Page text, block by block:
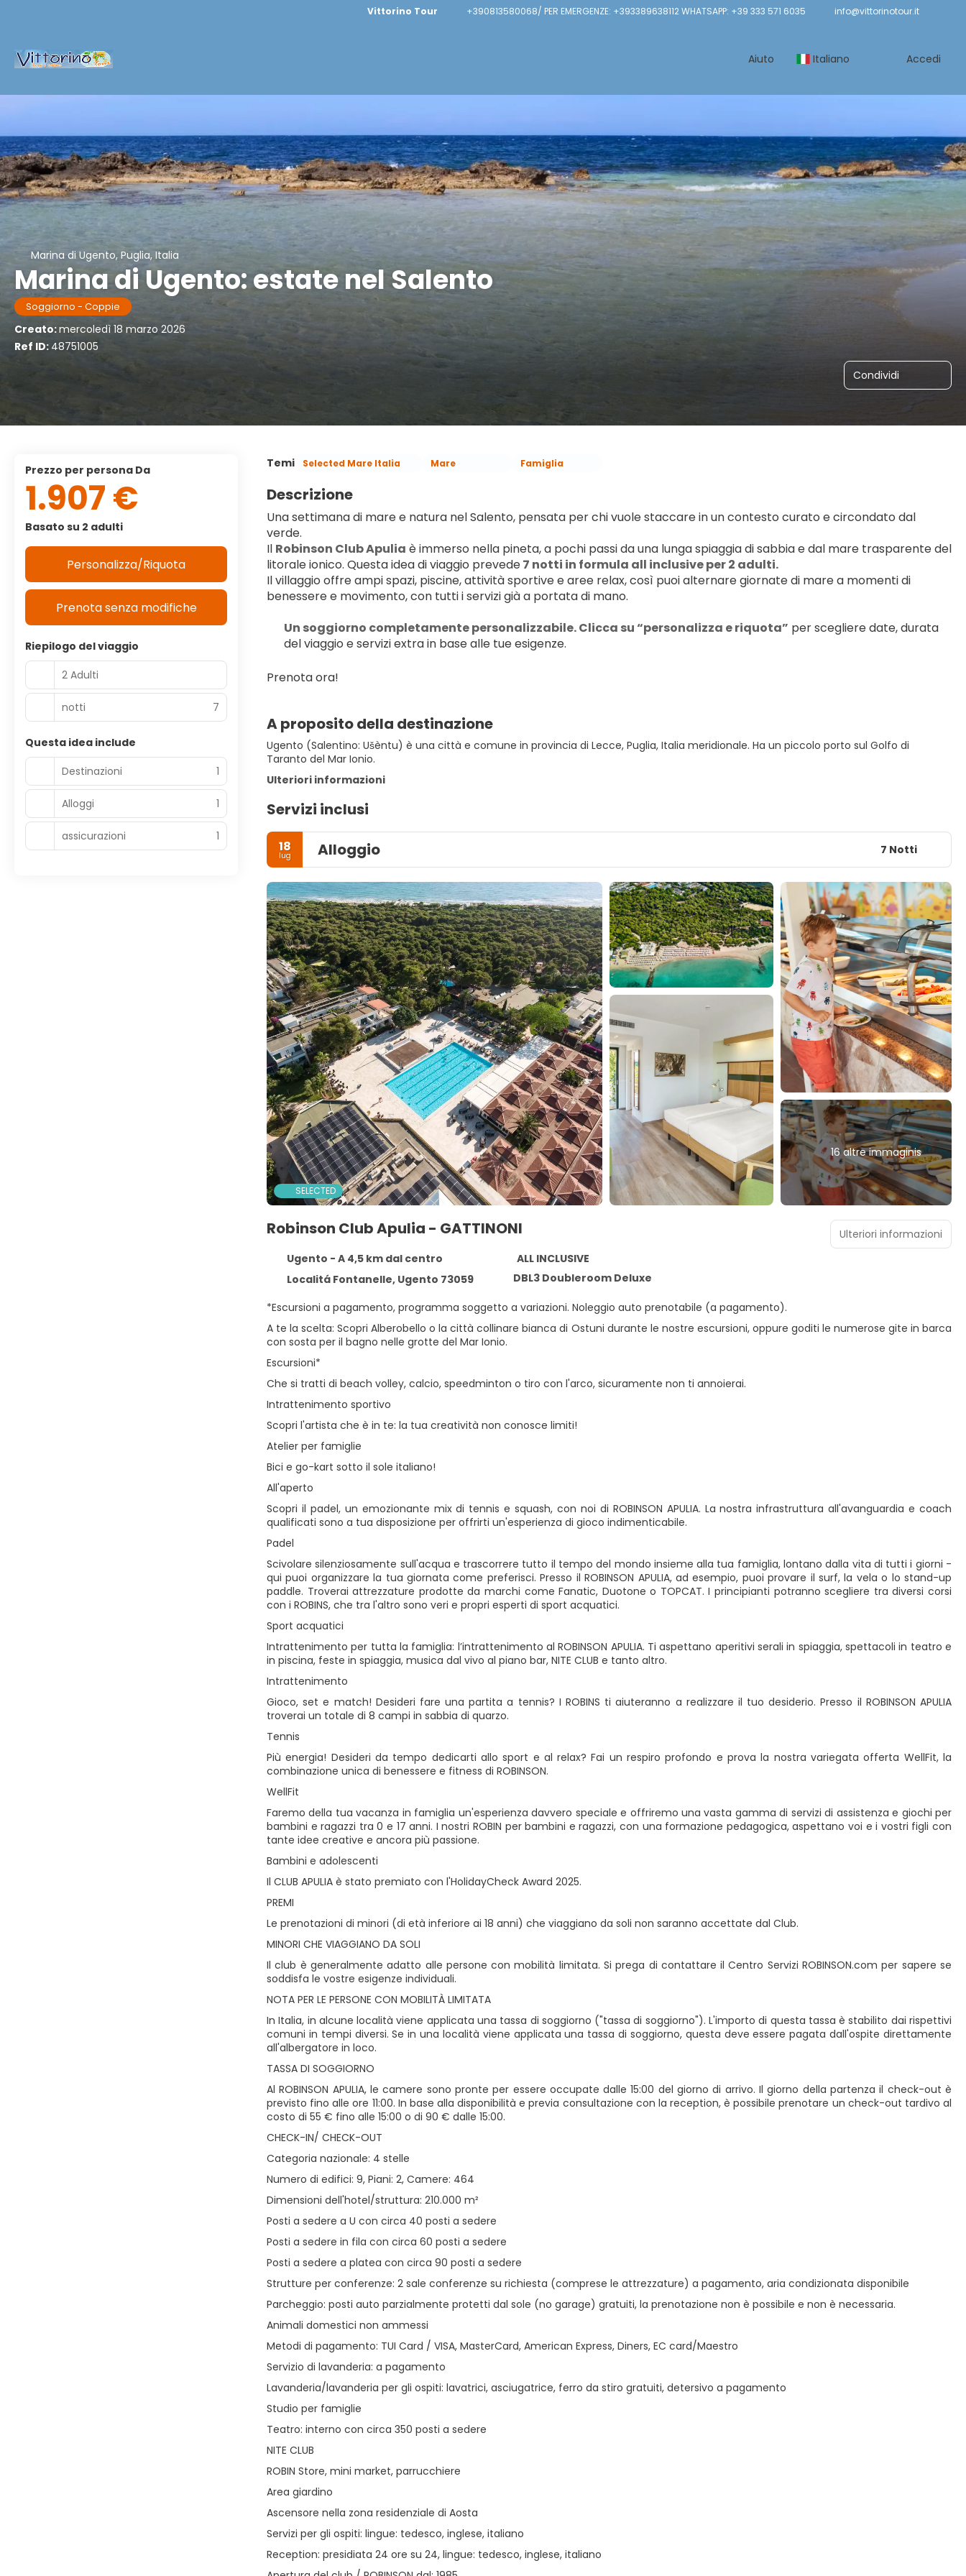
Vittorino Tour +390813580068/ PER EMERGENZE: +393389638112 WHATSAPP: +39 333 571 6035 info@vittorinotour.it
Aiuto Italiano Accedi
Marina di Ugento, Puglia, Italia
Marina di Ugento: estate nel Salento
Soggiorno - Coppie
Creato:mercoledì 18 marzo 2026
Ref ID: 48751005
Condividi
Temi Selected Mare Italia Mare Famiglia
Descrizione
Una settimana di mare e natura nel Salento, pensata per chi vuole staccare in un contesto curato e circondato dal
verde.
Il Robinson Club Apulia è immerso nella pineta, a pochi passi da una lunga spiaggia di sabbia e dal mare trasparente del
litorale ionico. Questa idea di viaggio prevede 7 notti in formula all inclusive per 2 adulti.
Il villaggio offre ampi spazi, piscine, attività sportive e aree relax, così puoi alternare giornate di mare a momenti di
benessere e movimento, con tutti i servizi già a portata di mano.
Un soggiorno completamente personalizzabile. Clicca su “personalizza e riquota” per scegliere date, durata
del viaggio e servizi extra in base alle tue esigenze.
Prenota ora!
A proposito della destinazione
Ugento (Salentino: Ušèntu) è una città e comune in provincia di Lecce, Puglia, Italia meridionale. Ha un piccolo porto sul Golfo di
Taranto del Mar Ionio.
Ulteriori informazioni
Servizi inclusi
18
lug Alloggio 7 Notti
SELECTED
16 altre immaginis
Robinson Club Apulia - GATTINONI
Ugento - A 4,5 km dal centro
ALL INCLUSIVE
Localitá Fontanelle, Ugento 73059
DBL3 Doubleroom Deluxe
Reception: presidiata 24 ore su 24, lingue: tedesco, inglese, italiano
Servizi per gli ospiti: lingue: tedesco, inglese, italiano
Ascensore nella zona residenziale di Aosta
Area giardino
ROBIN Store, mini market, parrucchiere
NITE CLUB
Teatro: interno con circa 350 posti a sedere
Studio per famiglie
Lavanderia/lavanderia per gli ospiti: lavatrici, asciugatrice, ferro da stiro gratuiti, detersivo a pagamento
Servizio di lavanderia: a pagamento
Metodi di pagamento: TUI Card / VISA, MasterCard, American Express, Diners, EC card/Maestro
Animali domestici non ammessi
Parcheggio: posti auto parzialmente protetti dal sole (no garage) gratuiti, la prenotazione non è possibile e non è necessaria.
Strutture per conferenze: 2 sale conferenze su richiesta (comprese le attrezzature) a pagamento, aria condizionata disponibile
Posti a sedere a platea con circa 90 posti a sedere
Posti a sedere in fila con circa 60 posti a sedere
Posti a sedere a U con circa 40 posti a sedere
Dimensioni dell'hotel/struttura: 210.000 m²
Numero di edifici: 9, Piani: 2, Camere: 464
Categoria nazionale: 4 stelle
CHECK-IN/ CHECK-OUT
Al ROBINSON APULIA, le camere sono pronte per essere occupate dalle 15:00 del giorno di arrivo. Il giorno della partenza il check-out è
previsto fino alle ore 11:00. In base alla disponibilità e previa consultazione con la reception, è possibile prenotare un check-out tardivo al
costo di 55 € fino alle 15:00 o di 90 € dalle 15:00.
TASSA DI SOGGIORNO
In Italia, in alcune località viene applicata una tassa di soggiorno ("tassa di soggiorno"). L'importo di questa tassa è stabilito dai rispettivi
comuni in tempi diversi. Se in una località viene applicata una tassa di soggiorno, questa deve essere pagata dall'ospite direttamente
all'albergatore in loco.
NOTA PER LE PERSONE CON MOBILITÀ LIMITATA
Il club è generalmente adatto alle persone con mobilità limitata. Si prega di contattare il Centro Servizi ROBINSON.com per sapere se
soddisfa le vostre esigenze individuali.
MINORI CHE VIAGGIANO DA SOLI
Le prenotazioni di minori (di età inferiore ai 18 anni) che viaggiano da soli non saranno accettate dal Club.
PREMI
Il CLUB APULIA è stato premiato con l'HolidayCheck Award 2025.
Bambini e adolescenti
Faremo della tua vacanza in famiglia un'esperienza davvero speciale e offriremo una vasta gamma di servizi di assistenza e giochi per
bambini e ragazzi tra 0 e 17 anni. I nostri ROBIN per bambini e ragazzi, con una formazione pedagogica, aspettano voi e i vostri figli con
tante idee creative e ancora più passione.
WellFit
Più energia! Desideri da tempo dedicarti allo sport e al relax? Fai un respiro profondo e prova la nostra variegata offerta WellFit, la
combinazione unica di benessere e fitness di ROBINSON.
Tennis
Gioco, set e match! Desideri fare una partita a tennis? I ROBINS ti aiuteranno a realizzare il tuo desiderio. Presso il ROBINSON APULIA
troverai un totale di 8 campi in sabbia di quarzo.
Intrattenimento
Intrattenimento per tutta la famiglia: l’intrattenimento al ROBINSON APULIA. Ti aspettano aperitivi serali in spiaggia, spettacoli in teatro e
in piscina, feste in spiaggia, musica dal vivo al piano bar, NITE CLUB e tanto altro.
Sport acquatici
Scivolare silenziosamente sull'acqua e trascorrere tutto il tempo del mondo insieme alla tua famiglia, lontano dalla vita di tutti i giorni -
qui puoi organizzare la tua giornata come preferisci. Presso il ROBINSON APULIA, ad esempio, puoi provare il surf, la vela o lo stand-up
paddle. Troverai attrezzature prodotte da marchi come Fanatic, Duotone o TOPCAT. I principianti potranno scegliere tra diversi corsi
con i ROBINS, che tra l'altro sono veri e propri esperti di sport acquatici.
Padel
Scopri il padel, un emozionante mix di tennis e squash, con noi di ROBINSON APULIA. La nostra infrastruttura all'avanguardia e coach
qualificati sono a tua disposizione per offrirti un'esperienza di gioco indimenticabile.
All'aperto
Bici e go-kart sotto il sole italiano!
Atelier per famiglie
Scopri l'artista che è in te: la tua creatività non conosce limiti!
Intrattenimento sportivo
Che si tratti di beach volley, calcio, speedminton o tiro con l'arco, sicuramente non ti annoierai.
Escursioni*
A te la scelta: Scopri Alberobello o la città collinare bianca di Ostuni durante le nostre escursioni, oppure goditi le numerose gite in barca
con sosta per il bagno nelle grotte del Mar Ionio.
*Escursioni a pagamento, programma soggetto a variazioni. Noleggio auto prenotabile (a pagamento).
Ulteriori informazioni
Prezzo per persona Da
1.907 €
Basato su 2 adulti
Personalizza/Riquota
Prenota senza modifiche
Riepilogo del viaggio
2 Adulti
notti 7
Questa idea include
Destinazioni
1
Alloggi 1
assicurazioni 1